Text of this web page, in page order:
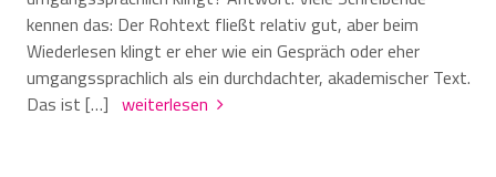
kennen das: Der Rohtext fließt relativ gut, aber beim
Wiederlesen klingt er eher wie ein Gespräch oder eher
umgangssprachlich als ein durchdachter, akademischer Text.
Das ist […] weiterlesen